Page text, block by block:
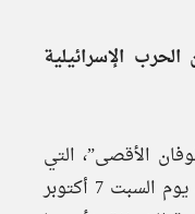
الإسرائيلية
الأقصى”، التي
شنتها حركة حماس بشكل مباغت، يوم السبت 7 أكتوبر